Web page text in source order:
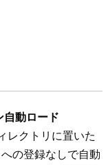
動ロード
レクトリに置いた
の登録なしで自動